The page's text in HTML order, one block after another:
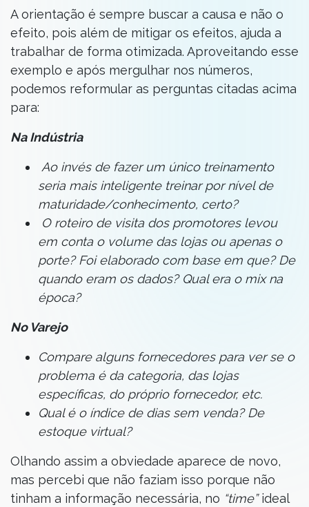
A orientação é sempre buscar a causa e não o
efeito, pois além de mitigar os efeitos, ajuda a
trabalhar de forma otimizada. Aproveitando esse
exemplo e após mergulhar nos números,
podemos reformular as perguntas citadas acima
para:
Na Indústria
Ao invés de fazer um único treinamento
seria mais inteligente treinar por nível de
maturidade/conhecimento, certo?
O roteiro de visita dos promotores levou
em conta o volume das lojas ou apenas o
porte? Foi elaborado com base em que? De
quando eram os dados? Qual era o mix na
época?
No Varejo
Compare alguns fornecedores para ver se o
problema é da categoria, das lojas
específicas, do próprio fornecedor, etc.
Qual é o índice de dias sem venda? De
estoque virtual?
Olhando assim a obviedade aparece de novo,
mas percebi que não faziam isso porque não
tinham a informação necessária, no “time”ideal